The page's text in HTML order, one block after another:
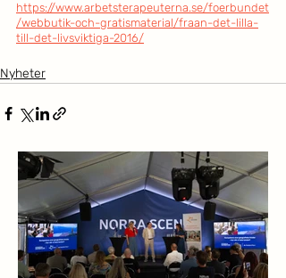
https://www.arbetsterapeuterna.se/foerbundet
/webbutik-och-gratismaterial/fraan-det-lilla-
till-det-livsviktiga-2016/
Nyheter